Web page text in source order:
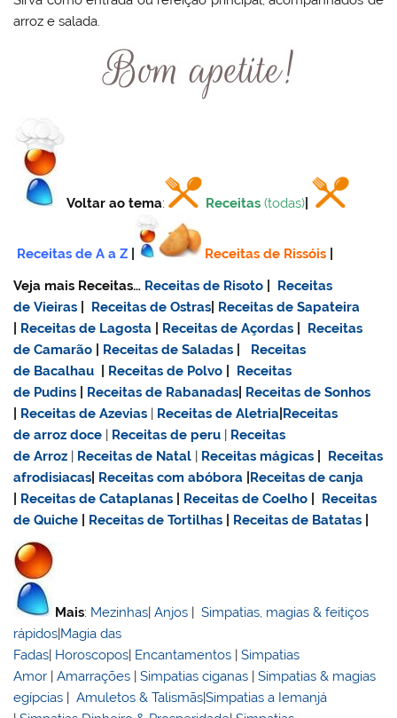
arroz e salada.
Voltar ao tema: Receitas (todas)
Receitas de A a Z Receitas de Rissóis
Veja mais Receitas… Receitas de Risoto
Receitas
de Vieiras
Receitas de Ostras Receitas de Sapateira
Receitas de Lagosta Receitas de Açordas
Receitas
de Camarão
Receitas de Saladas
Receitas
de Bacalhau
Receitas de Polvo
Receitas
de Pudins
Receitas de Rabanadas Receitas de Sonhos
Receitas de Azevias | Receitas de Aletria Receitas
dearroz doce | Receitas de peru | Receitas
de Arroz | Receitas de Natal | Receitas mágicas
Receitas
afrodisiacas Receitas com abóbora Receitas de canja
Receitas de Cataplanas Receitas de Coelho
Receitas
de Quiche
Receitas de Tortilhas Receitas de Batatas
Mais: Mezinhas|Anjos |Simpatias, magias & feitiços
rápidos|Magia das
Fadas| Horoscopos| Encantamentos |Simpatias
Amor |Amarrações |Simpatias ciganas |Simpatias & magias
egípcias |Amuletos & Talismãs|Simpatias a Iemanjá